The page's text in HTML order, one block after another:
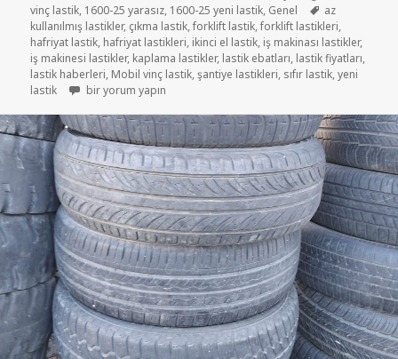
vinç lastik, 1600-25 yarasız, 1600-25 yeni lastik, Genel Etiketler
az
kullanılmış lastikler, çıkma lastik,forklift lastik,forklift lastikleri,
hafriyat lastik, hafriyat lastikleri, ikinci el lastik, iş makinası lastikler,
iş makinesi lastikler, kaplama lastikler, lastik ebatları, lastik fiyatları,
lastik haberleri, Mobil vinç lastik,şantiye lastikleri, sıfır lastik,yeni
lastik
1600-25 TOYO İKİNCİ EL ÇIKMA LASTİK için
bir yorum yapın